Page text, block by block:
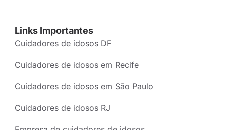
Links Importantes
Cuidadores de idosos DF
Cuidadores de idosos em Recife
Cuidadores de idosos em São Paulo
Cuidadores de idosos RJ